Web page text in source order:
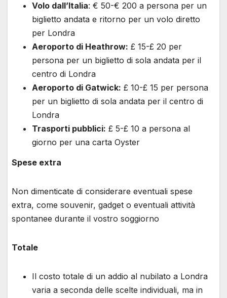
Volo dall’Italia: € 50-€ 200 a persona per un
biglietto andata e ritorno per un volo diretto
per Londra
Aeroporto di Heathrow: £ 15-£ 20 per
persona per un biglietto di sola andata per il
centro di Londra
Aeroporto di Gatwick: £ 10-£ 15 per persona
per un biglietto di sola andata per il centro di
Londra
Trasporti pubblici: £ 5-£ 10 a persona al
giorno per una carta Oyster
Spese extra
Non dimenticate di considerare eventuali spese
extra, come souvenir, gadget o eventuali attività
spontanee durante il vostro soggiorno
Totale
Il costo totale di un addio al nubilato a Londra
varia a seconda delle scelte individuali, ma in